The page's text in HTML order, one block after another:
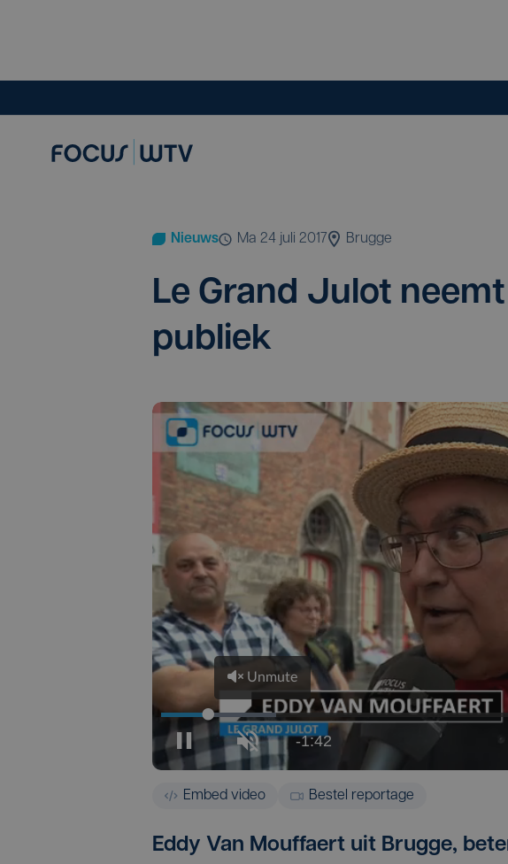
Nieuws ma 24 juli 2017 Brugge
Le Grand Julot
publiek
Embed video Bestel reportage
Eddy Van Mouffaert uit Brugge,